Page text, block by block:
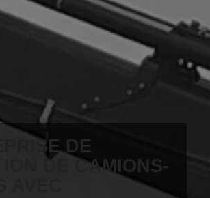
DE
DE CAMIONS-